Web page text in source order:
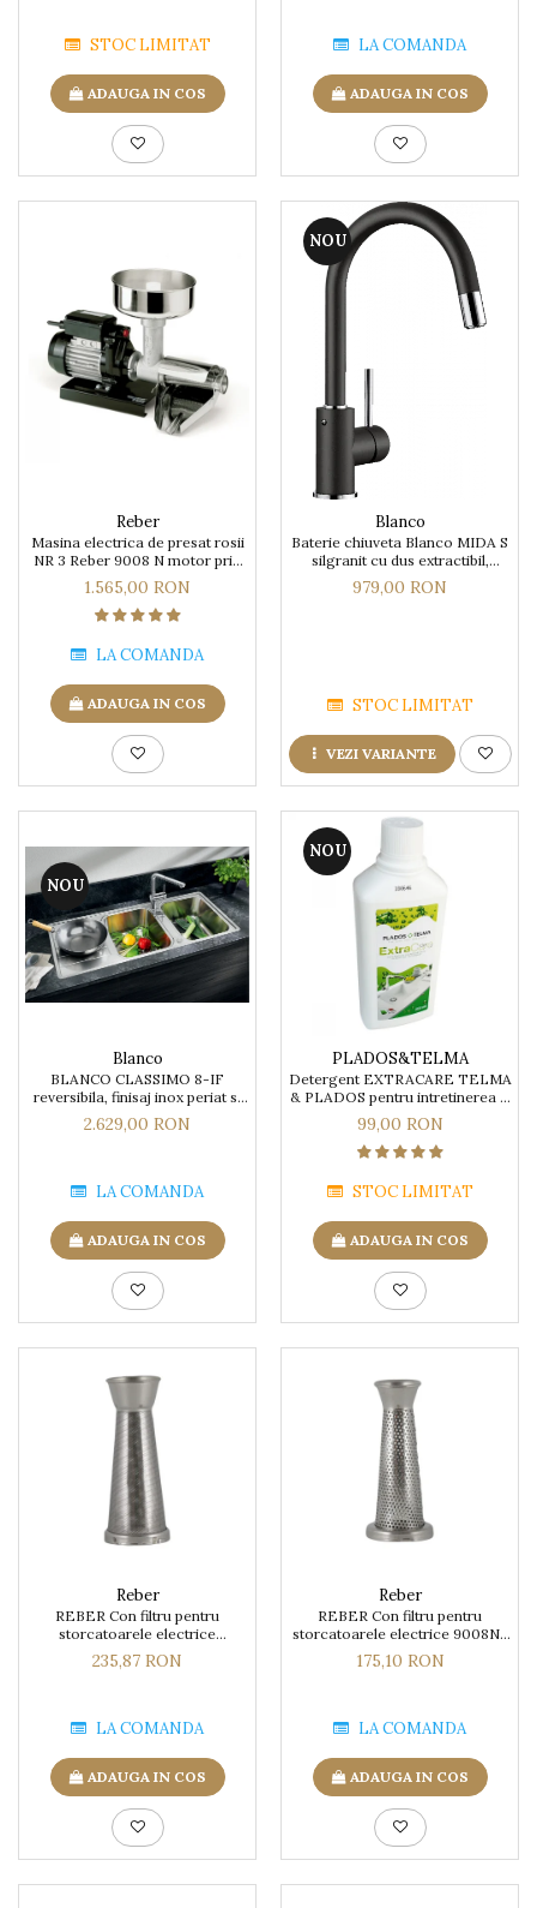
STOC LIMITAT
ADAUGA IN COS
LA COMANDA
ADAUGA IN COS
Reber
Masina electrica de presat rosii
NR 3 Reber 9008 N motor prin
inductie de 400W
1.565,00 RON
LA COMANDA
ADAUGA IN COS
NOU
Blanco
Baterie chiuveta Blanco MIDA S
silgranit cu dus extractibil,
diferite culori
979,00 RON
STOC LIMITAT
VEZI VARIANTE
NOU
Blanco
BLANCO CLASSIMO 8-IF
reversibila, finisaj inox periat si
excentric
2.629,00 RON
LA COMANDA
ADAUGA IN COS
NOU
PLADOS&TELMA
Detergent EXTRACARE TELMA
& PLADOS pentru intretinerea si
curatarea chiuvetelor din Granit
99,00 RON
STOC LIMITAT
ADAUGA IN COS
Reber
REBER Con filtru pentru
storcatoarele electrice
9000NPSP, 9000N 9004N (1.1
mm)
235,87 RON
LA COMANDA
ADAUGA IN COS
Reber
REBER Con filtru pentru
storcatoarele electrice 9008N-
2.5 MM
175,10 RON
LA COMANDA
ADAUGA IN COS